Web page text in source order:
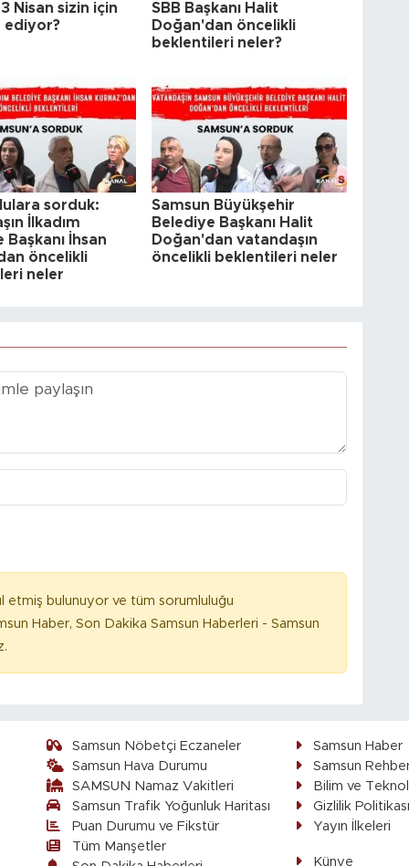
Nisan sizin için
ediyor?
SBB Başkanı Halit
Doğan'dan öncelikli
beklentileri neler?
sorduk:
İlkadım
Başkanı İhsan
öncelikli
neler
Samsun Büyükşehir
Belediye Başkanı Halit
Doğan'dan vatandaşın
öncelikli beklentileri neler
etmiş bulunuyor ve tüm sorumluluğu
Haber, Son Dakika Samsun Haberleri - Samsun
Samsun Nöbetçi Eczaneler
Samsun Hava Durumu
SAMSUN Namaz Vakitleri
Samsun Trafik Yoğunluk Haritası
Puan Durumu ve Fikstür
Tüm Manşetler
Samsun Haber
Samsun
Bilim ve
Gizlilik
Yayın İlkeleri
Künye